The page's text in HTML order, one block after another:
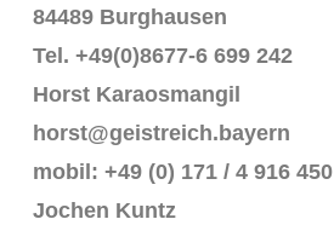
84489 Burghausen
Tel. +49(0)8677-6 699 242
Horst Karaosmangil
horst@geistreich.bayern
mobil: +49 (0) 171 / 4 916 450
Jochen Kuntz